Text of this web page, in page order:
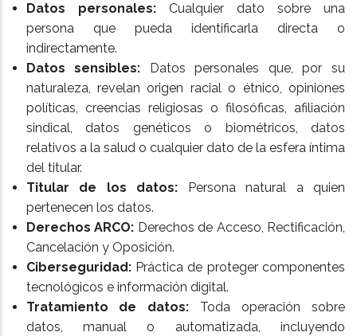
Datos personales:Cualquier dato sobre una
persona que pueda identificarla directa o
indirectamente.
Datos sensibles: Datos personales que, por su
naturaleza, revelan origen racial o étnico, opiniones
políticas, creencias religiosas o filosóficas, afiliación
sindical, datos genéticos o biométricos, datos
relativos a la salud o cualquier dato de la esfera íntima
del titular.
Titular de los datos: Persona natural a quien
pertenecen los datos.
Derechos ARCO: Derechos de Acceso, Rectificación,
Cancelación y Oposición.
Ciberseguridad:Práctica de proteger componentes
tecnológicos e información digital.
Tratamiento de datos: Toda operación sobre
datos, manual o automatizada, incluyendo